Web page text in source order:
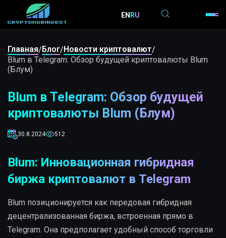
ENRU
Главная/Блог/Новости криптовалют/
Blum в Telegram: Обзор будущей криптовалюты Blum
(Блум)
Blum в Telegram: Обзор будущей
криптовалюты Blum (Блум)
30.8.2024 512
Blum: Инновационная гибридная
биржа криптовалют в Telegram
Blum позиционируется как передовая гибридная
децентрализованная биржа, встроенная прямо в
Telegram. Она предполагает удобный способ торговли